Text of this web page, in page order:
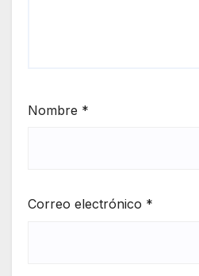
Nombre *
Correo electrónico *